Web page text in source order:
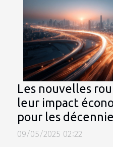
Les nouvelles
leur impact
pour les
09/05/2025 02:22